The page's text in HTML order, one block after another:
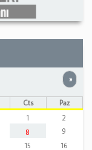
»
Cts
Paz
1
2
8
9
15
16